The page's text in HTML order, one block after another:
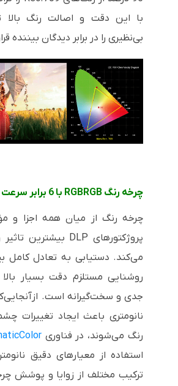
با این دقت و اصالت رنگ بالا
بی‌نظیری را در برابر دیدگان بیننده
چرخه رنگ RGBRGB با 6 برابر سرعت
چرخه رنگ از میان همه اجزا و
پروژکتورهای DLP بیشترین تاثیر
می‌کند. دستیابی به تعادل کامل
روشنایی مستلزم دقت بسیار
جدی و سخت‌گیرانه است.
نانومتری باعث ایجاد تغییرات
رنگ می‌شوند، در فناوری
ترکیب مختلف از زوایا و پوشش